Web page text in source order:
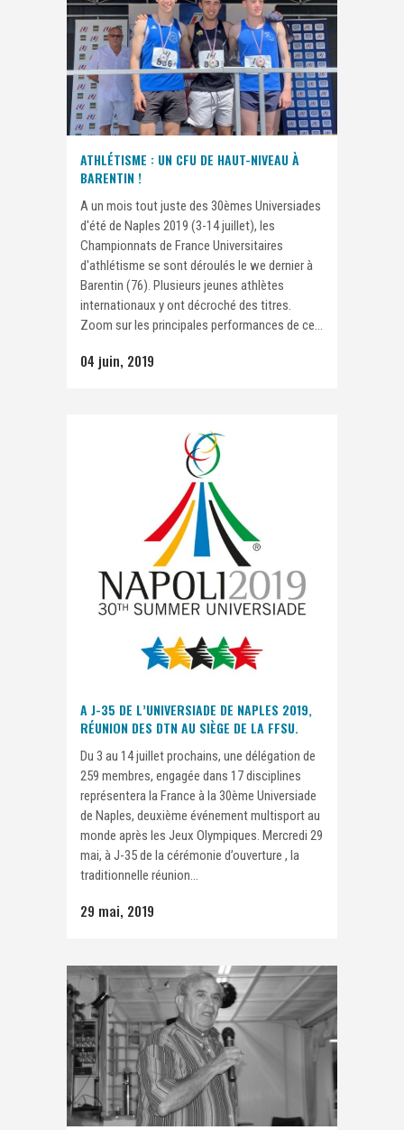
ATHLÉTISME : UN CFU DE HAUT-NIVEAU À
BARENTIN !
A un mois tout juste des 30èmes Universiades
d'été de Naples 2019 (3-14 juillet), les
Championnats de France Universitaires
d'athlétisme se sont déroulés le we dernier à
Barentin (76). Plusieurs jeunes athlètes
internationaux y ont décroché des titres.
Zoom sur les principales performances de ce...
04 juin, 2019
A J-35 DE L’UNIVERSIADE DE NAPLES 2019,
RÉUNION DES DTN AU SIÈGE DE LA FFSU.
Du 3 au 14 juillet prochains, une délégation de
259 membres, engagée dans 17 disciplines
représentera la France à la 30ème Universiade
de Naples, deuxième événement multisport au
monde après les Jeux Olympiques. Mercredi 29
mai, à J-35 de la cérémonie d’ouverture , la
traditionnelle réunion...
29 mai, 2019